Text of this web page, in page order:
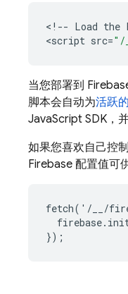
< !-- Load the
<script src="/
当您部署到
脚本会自动为活跃
JavaScript SDK，
如果您喜欢自己控
Firebase 配置值可
fetch('/__/